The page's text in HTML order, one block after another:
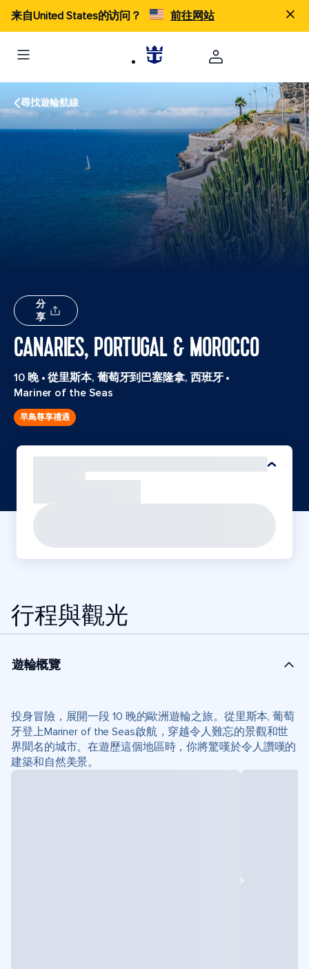
来自United States的访问？ 前往网站
尋找遊輪航線
分
享
CANARIES, PORTUGAL & MOROCCO
10 晚•從里斯本, 葡萄牙到巴塞隆拿, 西班牙•
Mariner of the Seas
早鳥尊享禮遇
行程與觀光
遊輪概覽
投身冒險，展開一段 10 晚的歐洲遊輪之旅。從里斯本, 葡萄
牙登上Mariner of the Seas啟航，穿越令人難忘的景觀和世
界聞名的城市。在遊歷這個地區時，你將驚嘆於令人讚嘆的
建築和自然美景。